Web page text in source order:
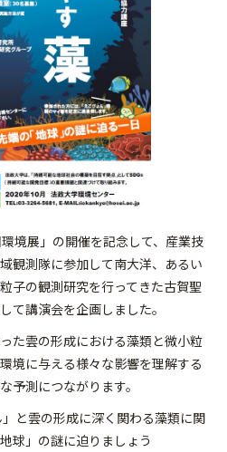
境展」の開催を記念して、産業技
観測隊に参加して南大洋、あるい
子の観測研究を行ってきた古賀聖
て講演会を企画しました。
た雲の形成における藻類と微小粒
境に与える様々な影響を理解する
予測につながります。
と雲の形成に深く関わる藻類に関
球」の謎に迫りましょう